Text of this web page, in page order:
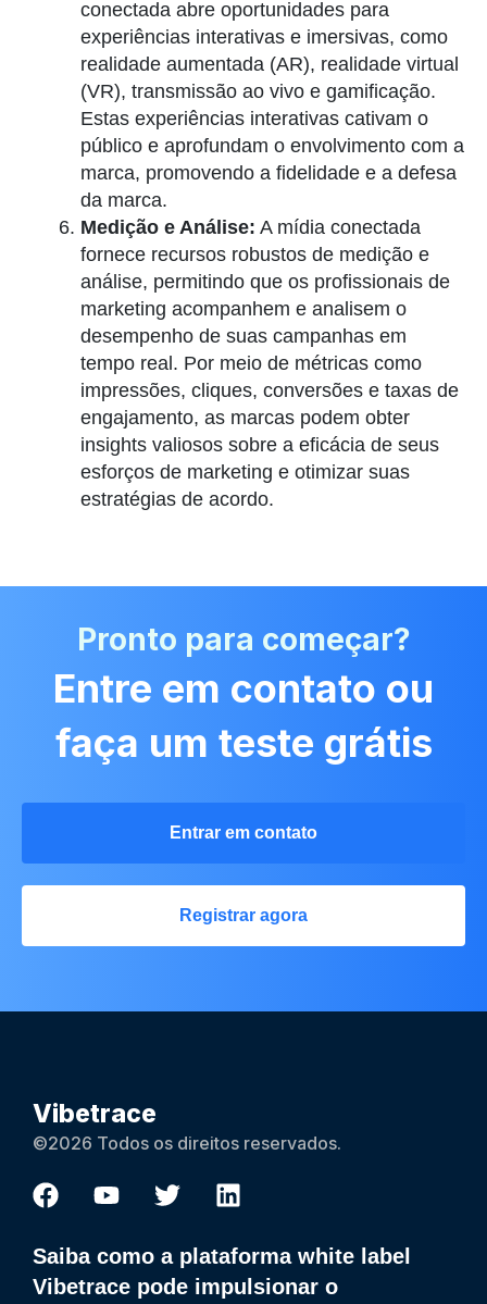
conectada abre oportunidades para
experiências interativas e imersivas, como
realidade aumentada (AR), realidade virtual
(VR), transmissão ao vivo e gamificação.
Estas experiências interativas cativam o
público e aprofundam o envolvimento com a
marca, promovendo a fidelidade e a defesa
da marca.
Medição e Análise: A mídia conectada
fornece recursos robustos de medição e
análise, permitindo que os profissionais de
marketing acompanhem e analisem o
desempenho de suas campanhas em
tempo real. Por meio de métricas como
impressões, cliques, conversões e taxas de
engajamento, as marcas podem obter
insights valiosos sobre a eficácia de seus
esforços de marketing e otimizar suas
estratégias de acordo.
Pronto para começar?
Entre em contato ou
faça um teste grátis
Entrar em contato
Registrar agora
Vibetrace
©2026 Todos os direitos reservados.
Saiba como a plataforma white label
Vibetrace pode impulsionar o